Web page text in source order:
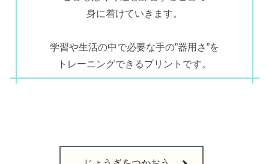
身に着けていきます。
学習や生活の中で必要な手の”器用さ”を
トレーニングできるプリントです。